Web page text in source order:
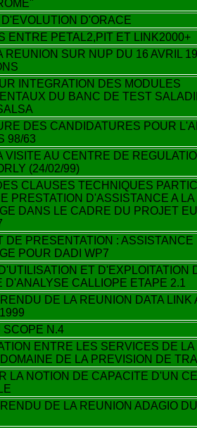
D'ORACE
ENTRE PETAL2,PIT ET LINK2000+
REUNION SUR NUP DU 16 AVRIL
INTEGRATION DES MODULES
DU BANC DE TEST
DES CANDIDATURES POUR
98/63
VISITE AU CENTRE DE
(24/02/99)
CLAUSES TECHNIQUES
PRESTATION D'ASSISTANCE A
DANS LE CADRE DU PROJET
DE PRESENTATION : ASSISTANCE
POUR DADI WP7
ET D'EXPLOITATION
D'ANALYSE CALLIOPE ETAPE 2.1
DE LA REUNION DATA LINK
SCOPE N.4
ENTRE LES SERVICES DE LA
DE LA PREVISION DE
LA NOTION DE CAPACITE D'UN
DE LA REUNION ADAGIO